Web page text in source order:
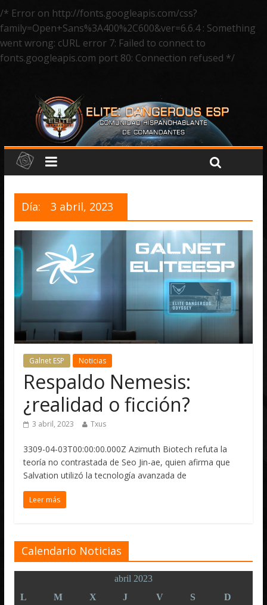
/* Error on http://fonts.googleapis.com/css?
family=Open+Sans%3A400%2C600&ver=6.6.4 : Something
went wrong: cURL error 7: Failed to connect to
fonts.googleapis.com port 80: Connection refused */
Día: 3 abril, 2023
Galnet ESP Noticias
Respaldo Nemesis:
¿realidad o ficción?
3 abril, 2023 Txus
3309-04-03T00:00:00.000Z Azimuth Biotech refuta la
teoría no contrastada de Seo Jin-ae, quien afirma que
Salvation utilizó la tecnología avanzada de
Leer más
Calendario Noticias
abril 2023
L
M X J V S D